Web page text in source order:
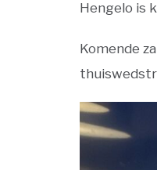
Hengelo is
Komende